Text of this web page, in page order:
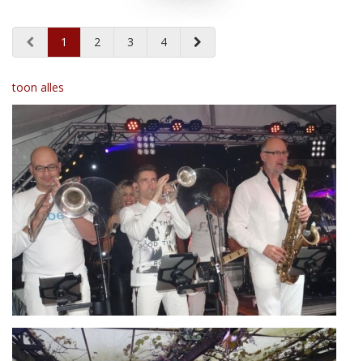
1 2 3 4
toon alles